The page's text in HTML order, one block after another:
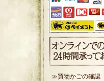
≫買物かごの確認